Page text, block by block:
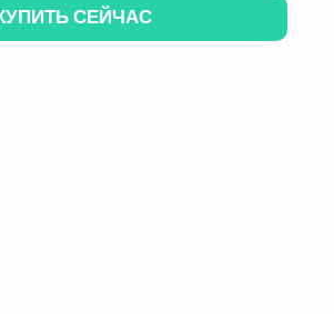
СЕЙЧАС